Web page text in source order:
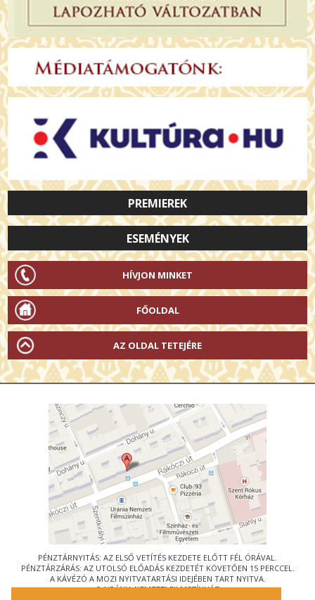
PREMIEREK
ESEMÉNYEK
HÍVJON MINKET
FŐOLDAL
AZ OLDAL TETEJÉRE
PÉNZTÁRNYITÁS: AZ ELSŐ VETÍTÉS KEZDETE ELŐTT FÉL ÓRÁVAL.
PÉNZTÁRZÁRÁS: AZ UTOLSÓ ELŐADÁS KEZDETÉT KÖVETŐEN 15 PERCCEL.
A KÁVÉZÓ A MOZI NYITVATARTÁSI IDEJÉBEN TART NYITVA.
© URÁNIA NEMZETI FILMSZÍNHÁZ